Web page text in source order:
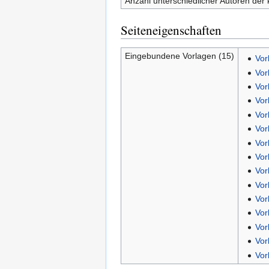
Seiteneigenschaften
Eingebundene Vorlagen (15)